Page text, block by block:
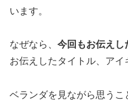
います。
なぜなら、 今回もお伝えし
お伝えしたタイトル、アイ
ベランダを見ながら思うこ